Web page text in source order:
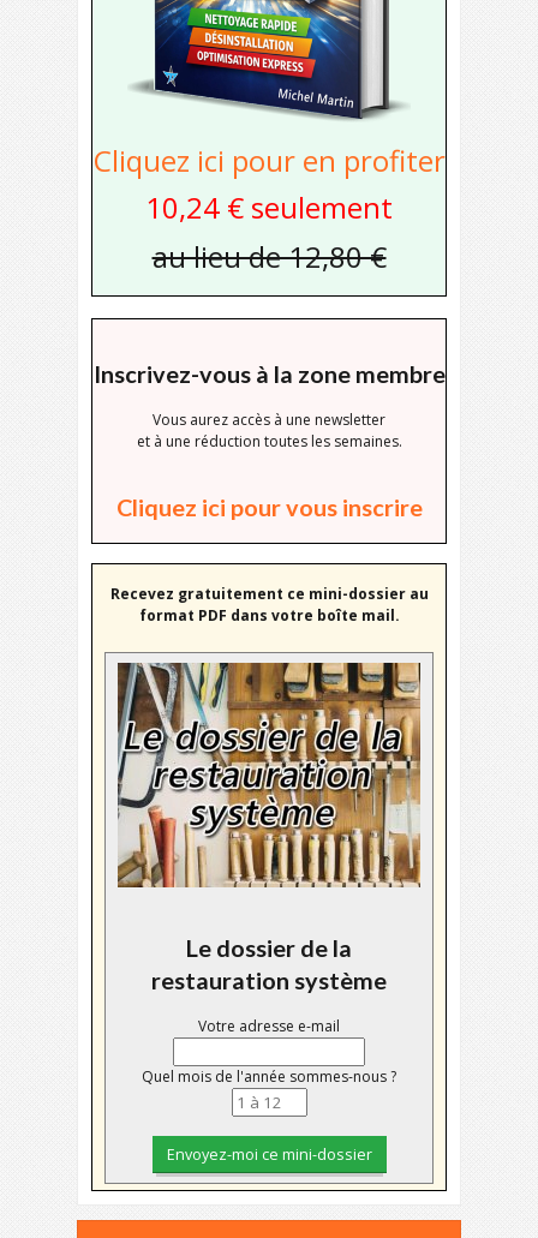
Cliquez ici pour en profiter
10,24 € seulement
au lieu de 12,80 €
Inscrivez-vous à la zone membre
Vous aurez accès à une newsletter
et à une réduction toutes les semaines.
Cliquez ici pour vous inscrire
Recevez gratuitement ce mini-dossier au
format PDF dans votre boîte mail.
Le dossier de la
restauration système
Votre adresse e-mail
Quel mois de l'année sommes-nous ?